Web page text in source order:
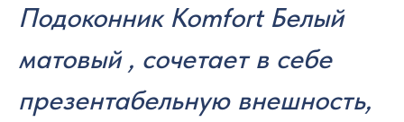
Подоконник Komfort Белый
матовый , сочетает в себе
презентабельную внешность,